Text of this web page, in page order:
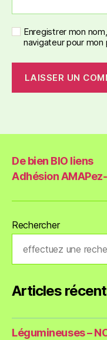
Enregistrer mon
navigateur pour mon
De bien BIO liens
Adhésion
Rechercher
Articles
Légumineuses –